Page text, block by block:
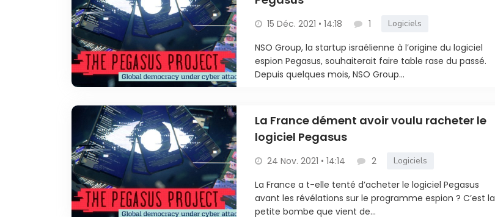
15 Déc. 2021 • 14:18 1 Logiciels
NSO Group, la startup israélienne à l’origine du logiciel
espion Pegasus, souhaiterait faire table rase du passé.
Depuis quelques mois, NSO Group...
La France dément avoir voulu racheter le
logiciel Pegasus
24 Nov. 2021 • 14:14 2 Logiciels
La France a t-elle tenté d’acheter le logiciel Pegasus
avant les révélations sur le programme espion ? C’est la
petite bombe que vient de...